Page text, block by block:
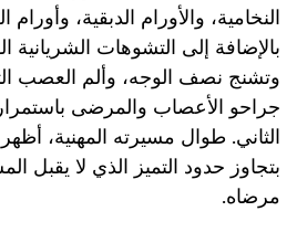
النخامية، والأورام الدبقية،
بالإضافة إلى التشوهات الشريانية
وتشنج نصف الوجه، وألم العصب
جراحو الأعصاب والمرضى
الثاني. طوال مسيرته المهنية،
بتجاوز حدود التميز الذي لا يقبل
مرضاه.